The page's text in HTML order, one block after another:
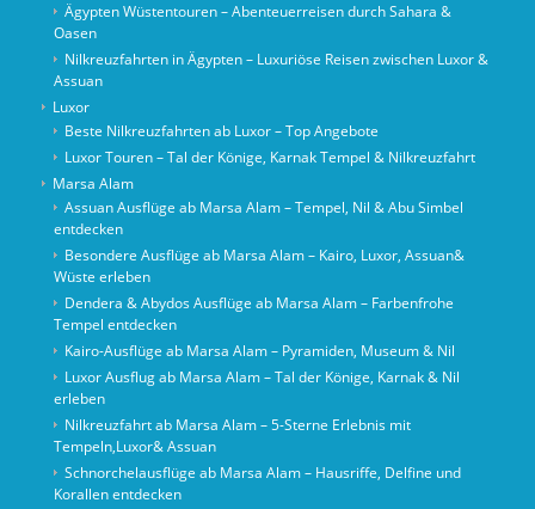
Ägypten Wüstentouren – Abenteuerreisen durch Sahara &
Oasen
Nilkreuzfahrten in Ägypten – Luxuriöse Reisen zwischen Luxor &
Assuan
Luxor
Beste Nilkreuzfahrten ab Luxor – Top Angebote
Luxor Touren – Tal der Könige, Karnak Tempel & Nilkreuzfahrt
Marsa Alam
Assuan Ausflüge ab Marsa Alam – Tempel, Nil & Abu Simbel
entdecken
Besondere Ausflüge ab Marsa Alam – Kairo, Luxor, Assuan&
Wüste erleben
Dendera & Abydos Ausflüge ab Marsa Alam – Farbenfrohe
Tempel entdecken
Kairo-Ausflüge ab Marsa Alam – Pyramiden, Museum & Nil
Luxor Ausflug ab Marsa Alam – Tal der Könige, Karnak & Nil
erleben
Nilkreuzfahrt ab Marsa Alam – 5-Sterne Erlebnis mit
Tempeln,Luxor& Assuan
Schnorchelausflüge ab Marsa Alam – Hausriffe, Delfine und
Korallen entdecken